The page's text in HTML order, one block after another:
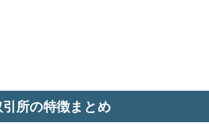
所の特徴まとめ